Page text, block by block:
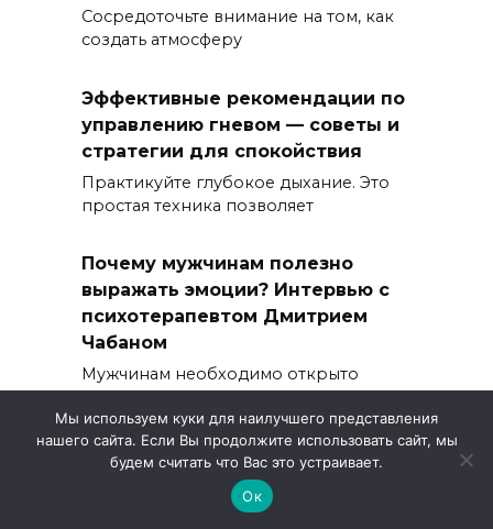
Сосредоточьте внимание на том, как
создать атмосферу
Эффективные рекомендации по
управлению гневом — советы и
стратегии для спокойствия
Практикуйте глубокое дыхание. Это
простая техника позволяет
Почему мужчинам полезно
выражать эмоции? Интервью с
психотерапевтом Дмитрием
Чабаном
Мужчинам необходимо открыто
делиться своими чувствами.
Индивидуальные консультации
Рассмотрите возможность
индивидуальных консультаций
Мы используем куки для наилучшего представления
нашего сайта. Если Вы продолжите использовать сайт, мы
будем считать что Вас это устраивает.
Ок